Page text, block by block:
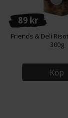
89 kr
Friends & Deli
300g
Köp